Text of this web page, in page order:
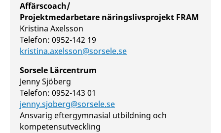
Affärscoach/
Projektmedarbetare näringslivsprojekt FRAM
Kristina Axelsson
Telefon: 0952-142 19
kristina.axelsson@sorsele.se
Sorsele Lärcentrum
Jenny Sjöberg
Telefon: 0952-143 01
jenny.sjoberg@sorsele.se
Ansvarig eftergymnasial utbildning och
kompetensutveckling